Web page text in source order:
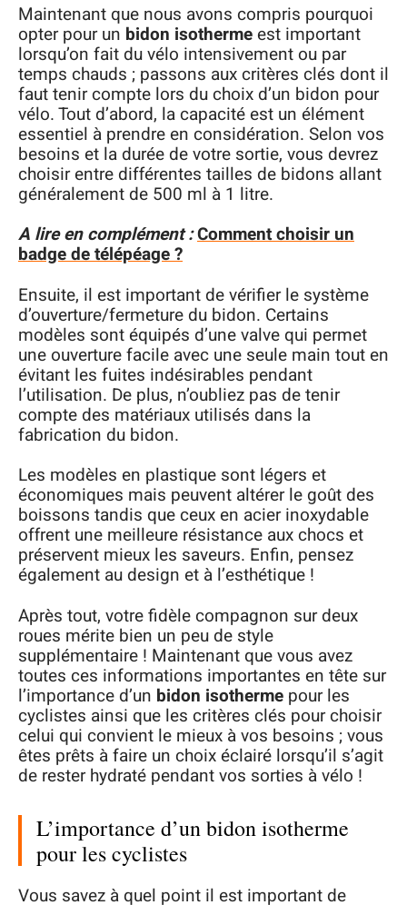
Maintenant que nous avons compris pourquoi
opter pour un bidon isothermeest important
lorsqu’on fait du vélo intensivement ou par
temps chauds ; passons aux critères clés dont il
faut tenir compte lors du choix d’un bidon pour
vélo. Tout d’abord, la capacité est un élément
essentiel à prendre en considération. Selon vos
besoins et la durée de votre sortie, vous devrez
choisir entre différentes tailles de bidons allant
généralement de 500 ml à 1 litre.
A lire en complément :Comment choisir un
badge de télépéage ?
Ensuite, il est important de vérifier le système
d’ouverture/fermeture du bidon. Certains
modèles sont équipés d’une valve qui permet
une ouverture facile avec une seule main tout en
évitant les fuites indésirables pendant
l’utilisation. De plus, n’oubliez pas de tenir
compte des matériaux utilisés dans la
fabrication du bidon.
Les modèles en plastique sont légers et
économiques mais peuvent altérer le goût des
boissons tandis que ceux en acier inoxydable
offrent une meilleure résistance aux chocs et
préservent mieux les saveurs. Enfin, pensez
également au design et à l’esthétique !
Après tout, votre fidèle compagnon sur deux
roues mérite bien un peu de style
supplémentaire ! Maintenant que vous avez
toutes ces informations importantes en tête sur
l’importance d’un bidon isotherme pour les
cyclistes ainsi que les critères clés pour choisir
celui qui convient le mieux à vos besoins ; vous
êtes prêts à faire un choix éclairé lorsqu’il s’agit
de rester hydraté pendant vos sorties à vélo !
L’importance d’un bidon isotherme
pour les cyclistes
Vous savez à quel point il est important de